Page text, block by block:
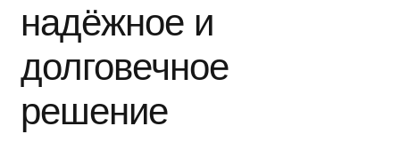
надёжное и
долговечное
решение